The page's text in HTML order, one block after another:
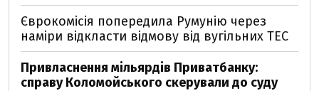
Єврокомісія попередила Румунію через
наміри відкласти відмову від вугільних ТЕС
Привласнення мільярдів Приватбанку:
справу Коломойського скерували до суду